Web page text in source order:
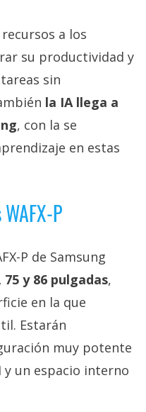
a los
su productividad y
sin
la IA llega a
, con la se
en estas
P
P de Samsung
y 86 pulgadas,
en la que
Estarán
muy potente
y un espacio interno